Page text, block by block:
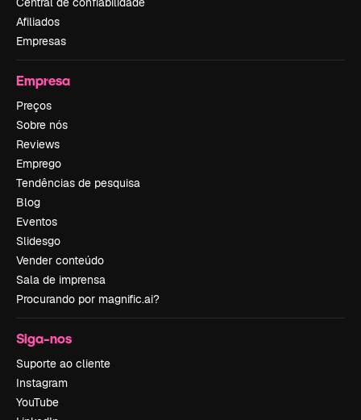
Afiliados
Empresas
Empresa
Preços
Sobre nós
Reviews
Emprego
Tendências de pesquisa
Blog
Eventos
Slidesgo
Vender conteúdo
Sala de imprensa
Procurando por magnific.ai?
Siga-nos
Suporte ao cliente
Instagram
YouTube